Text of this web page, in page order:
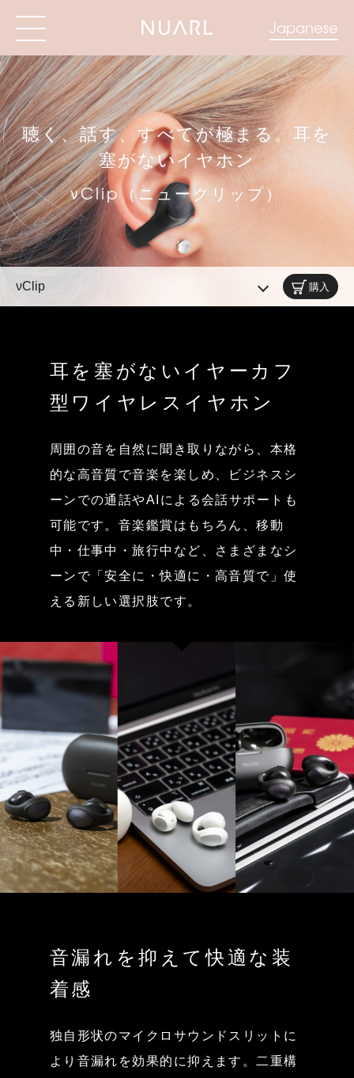
Japanese
聴く、話す、すべてが極まる。耳を
塞がないイヤホン
νClip（ニュークリップ）
νClip 購入
耳を塞がないイヤーカフ
型ワイヤレスイヤホン
周囲の音を自然に聞き取りながら、本格
的な高音質で音楽を楽しめ、ビジネスシ
ーンでの通話やAIによる会話サポートも
可能です。音楽鑑賞はもちろん、移動
中・仕事中・旅行中など、さまざまなシ
ーンで「安全に・快適に・高音質で」使
える新しい選択肢です。
音漏れを抑えて快適な装
着感
独自形状のマイクロサウンドスリットに
より音漏れを効果的に抑えます。二重構